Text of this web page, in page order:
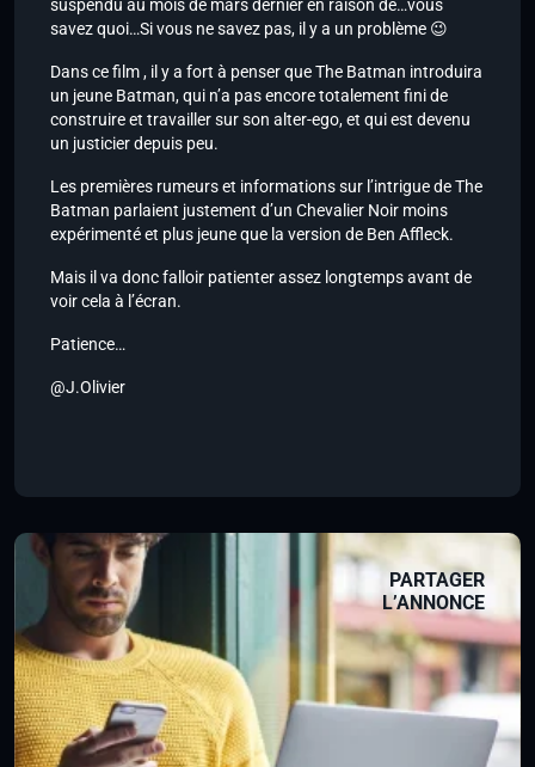
PARTAGER
L’ANNONCE
suspendu au mois de mars dernier en raison de…vous
savez quoi…Si vous ne savez pas, il y a un problème 😉
Dans ce film , il y a fort à penser que The Batman introduira
un jeune Batman, qui n’a pas encore totalement fini de
construire et travailler sur son alter-ego, et qui est devenu
un justicier depuis peu.
Les premières rumeurs et informations sur l’intrigue de The
Batman parlaient justement d’un Chevalier Noir moins
expérimenté et plus jeune que la version de Ben Affleck.
Mais il va donc falloir patienter assez longtemps avant de
voir cela à l’écran.
Patience…
@J.Olivier